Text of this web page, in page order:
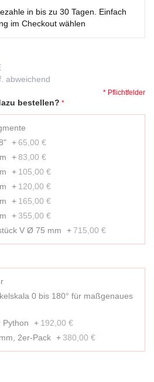
in bis zu 30 Tagen. Einfach
im Checkout wählen
abweichend
bestellen?
+ 65,00 €
+83,00 €
+ 105,00 €
+ 120,00 €
+ 165,00 €
+ 355,00 €
V Ø 75 mm
+715,00 €
0 bis 180° für maßgenaues
Python
+ 192,00 €
2er-Pack + 380,00 €
* Pflichtfelder